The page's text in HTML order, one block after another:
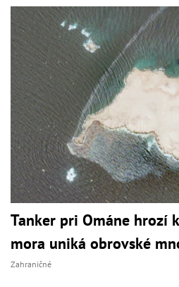
Tanker pri Ománe hrozí
mora uniká obrovské
Zahraničné